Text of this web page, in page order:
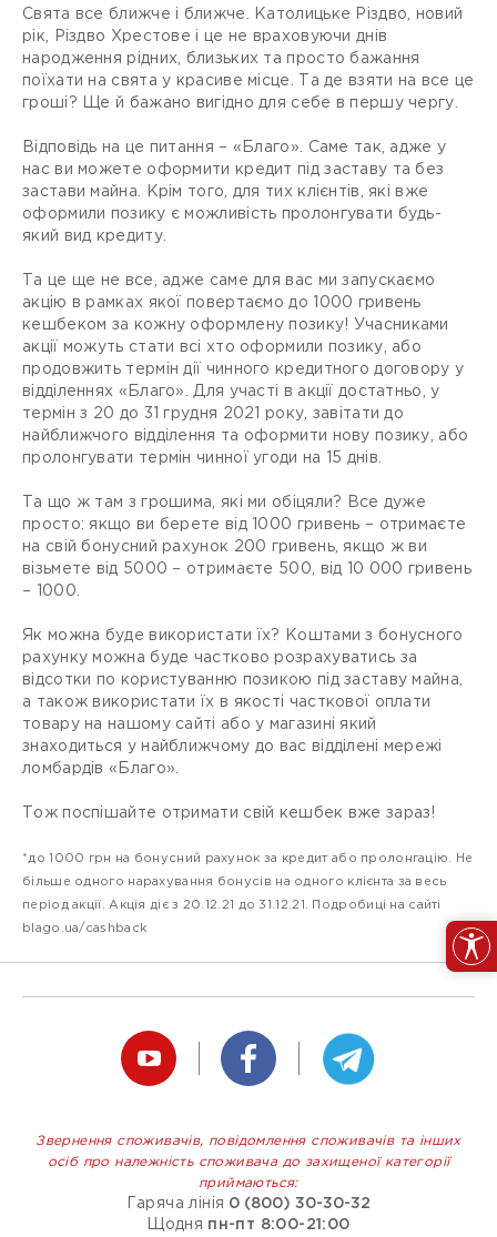
Свята все ближче і ближче. Католицьке Різдво, новий
рік, Різдво Хрестове і це не враховуючи днів
народження рідних, близьких та просто бажання
поїхати на свята у красиве місце. Та де взяти на все це
гроші? Ще й бажано вигідно для себе в першу чергу.
Відповідь на це питання – «Благо». Саме так, адже у
нас ви можете оформити кредит під заставу та без
застави майна. Крім того, для тих клієнтів, які вже
оформили позику є можливість пролонгувати будь-
який вид кредиту.
Та це ще не все, адже саме для вас ми запускаємо
акцію в рамках якої повертаємо до 1000 гривень
кешбеком за кожну оформлену позику! Учасниками
акції можуть стати всі хто оформили позику, або
продовжить термін дії чинного кредитного договору у
відділеннях «Благо». Для участі в акції достатньо, у
термін з 20 до 31 грудня 2021 року, завітати до
найближчого відділення та оформити нову позику, або
пролонгувати термін чинної угоди на 15 днів.
Та що ж там з грошима, які ми обіцяли? Все дуже
просто: якщо ви берете від 1000 гривень – отримаєте
на свій бонусний рахунок 200 гривень, якщо ж ви
візьмете від 5000 – отримаєте 500, від 10 000 гривень
– 1000.
Як можна буде використати їх? Коштами з бонусного
рахунку можна буде частково розрахуватись за
відсотки по користуванню позикою під заставу майна,
а також використати їх в якості часткової оплати
товару на нашому сайті або у магазині який
знаходиться у найближчому до вас відділені мережі
ломбардів «Благо».
Тож поспішайте отримати свій кешбек вже зараз!
*до 1000 грн на бонусний рахунок за кредит або пролонгацію. Не
більше одного нарахування бонусів на одного клієнта за весь
період акції. Акція діє з 20.12.21 до 31.12.21. Подробиці на сайті
blago.ua/cashback
Звернення споживачів, повідомлення споживачів та інших
осіб про належність споживача до захищеної категорії
приймаються:
Гаряча лінія 0 (800) 30-30-32
Щодня пн-пт 8:00-21:00